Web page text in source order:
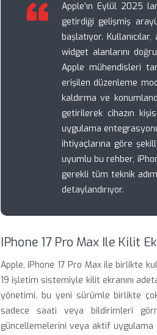
Apple’ın Eylül 2025
getirdiği gelişmiş
başlatıyor.
widget alanlarını
Apple mühendisleri
erişilen düzenleme
kaldırma ve
getirilerek cihazın
uygulama
ihtiyaçlarına göre
uyumlu bu rehber,
gerekli tüm teknik
detaylandırıyor.
IPhone 17 Pro Max Ile Kilit
Apple, iPhone 17 Pro Max ile birlikte
19 işletim sistemiyle kilit ekranını
yönetimi, bu yeni sürümle birlikte çok
sadece saati veya bildirimleri
güncellemelerini veya aktif uygulama